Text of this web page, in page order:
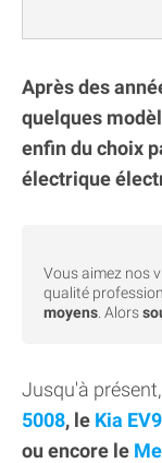
Après des
quelques
enfin du choix
électrique
Vous aimez nos
qualité
moyens . Alors
Jusqu'à présent,
5008, le Kia EV9
ou encore le